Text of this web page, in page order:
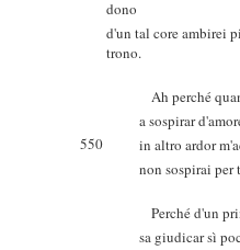
dono
d'un tal core ambirei
trono.
Ah perché
a sospirar
550
in altro ardor
non sospirai per
Perché d'un
sa giudicar sì